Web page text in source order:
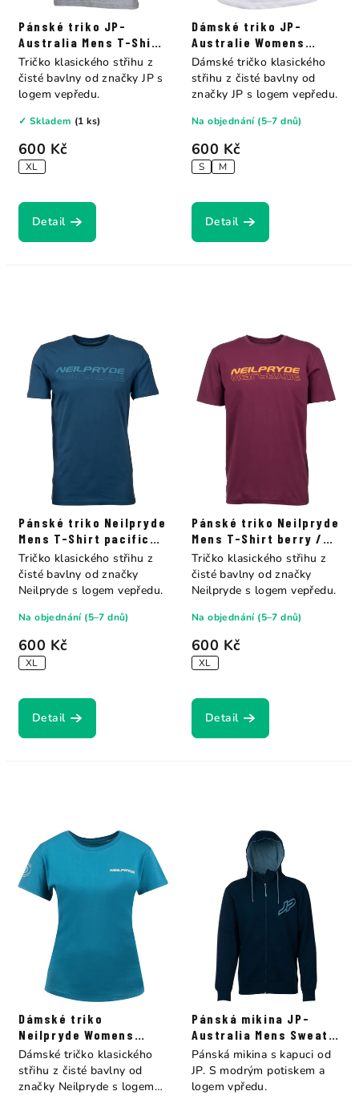
Pánské triko JP-
Australia Mens T-Shirt
heather grey
600 Kč
XL
✓ Skladem (1 ks)
Detail
Tričko klasického střihu z
čisté bavlny od značky JP s
logem vepředu.
Dámské triko JP-
Australie Womens
white / peacock blue
600 Kč
S M
Na objednání (5–7 dnů)
Detail
Dámské tričko klasického
střihu z čisté bavlny od
značky JP s logem vepředu.
Pánské triko Neilpryde
Mens T-Shirt pacific
blue
600 Kč
XL
Na objednání (5–7 dnů)
Detail
Tričko klasického střihu z
čisté bavlny od značky
Neilpryde s logem vepředu.
Pánské triko Neilpryde
Mens T-Shirt berry /
juicy
600 Kč
XL
Na objednání (5–7 dnů)
Detail
Tričko klasického střihu z
čisté bavlny od značky
Neilpryde s logem vepředu.
Dámské triko
Neilpryde Womens
peacock blue
Dámské tričko klasického
střihu z čisté bavlny od
značky Neilpryde s logem
Pánská mikina JP-
Australia Mens Sweat
Zip Hoody midnight
blue
Pánská mikina s kapuci od
JP. S modrým potiskem a
logem vpředu.